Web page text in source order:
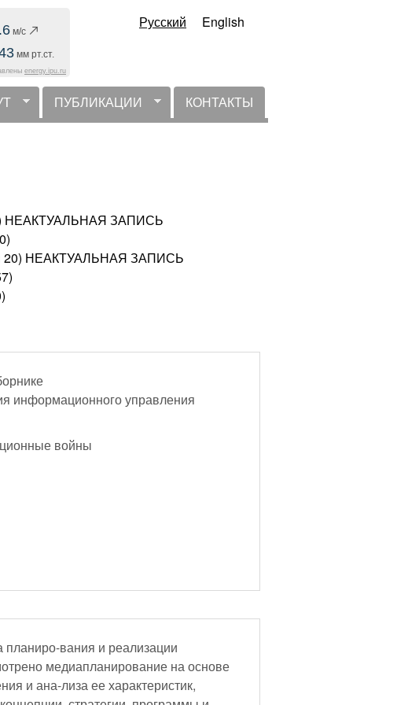
м/с
мм рт.ст.
energy.ipu.ru
Русский English
ПУБЛИКАЦИИ КОНТАКТЫ
НЕАКТУАЛЬНАЯ ЗАПИСЬ
20) НЕАКТУАЛЬНАЯ ЗАПИСЬ
информационного управления
войны
вания и реализации
медиапланирование на основе
и ана-лиза ее характеристик,